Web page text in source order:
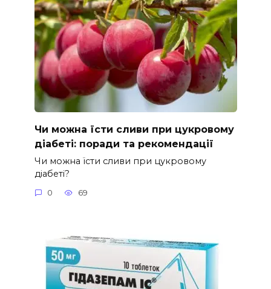
Чи можна їсти сливи при цукровому
діабеті: поради та рекомендації
Чи можна їсти сливи при цукровому
діабеті?
0 69